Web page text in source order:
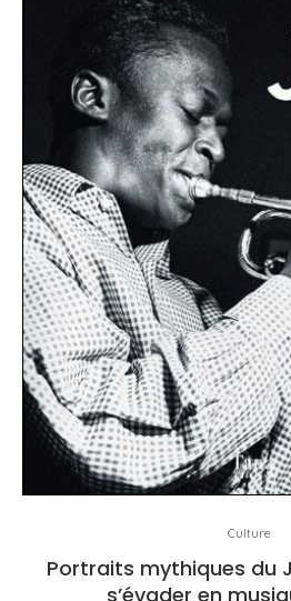
Culture
Portraits mythiques du
s’évader en